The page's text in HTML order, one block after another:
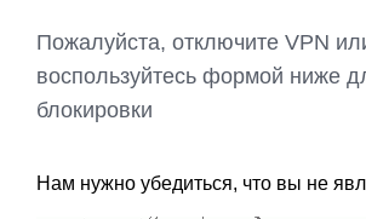
Пожалуйста, отключите VPN
воспользуйтесь формой ниже
блокировки
Нам нужно убедиться, что вы не